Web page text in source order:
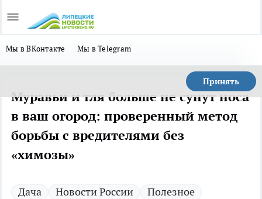
Мы в ВКонтакте Мы в Telegram
Принять
Муравьи и тля больше не сунут носа
в ваш огород: проверенный метод
борьбы с вредителями без
«химозы»
Дача Новости России
Полезное